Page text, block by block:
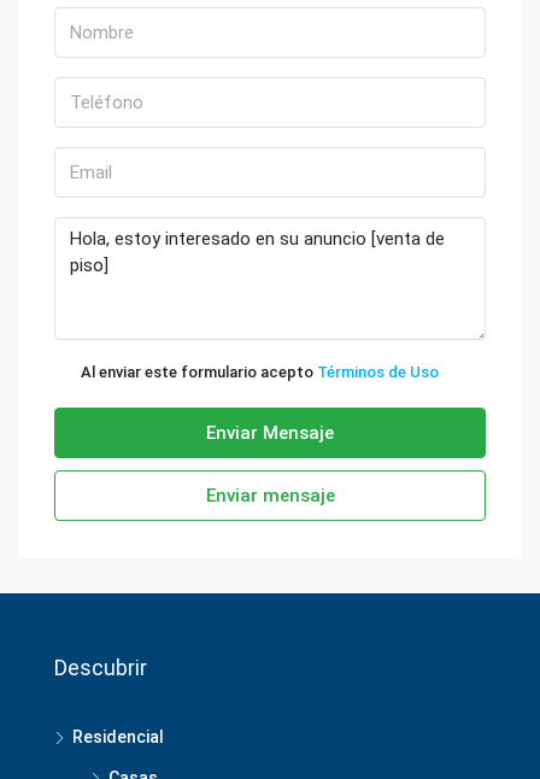
Al enviar este formulario acepto Términos de Uso
Enviar Mensaje
Enviar mensaje
Descubrir
Residencial